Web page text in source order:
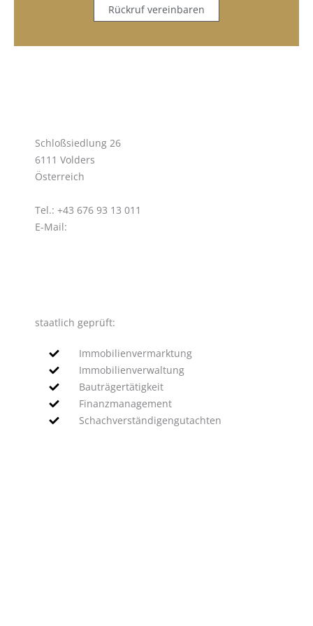
Rückruf vereinbaren
Schloßsiedlung 26
6111 Volders
Österreich
Tel.: +43 676 93 13 011
E-Mail:
staatlich geprüft:
Immobilienvermarktung
Immobilienverwaltung
Bauträgertätigkeit
Finanzmanagement
Schachverständigengutachten